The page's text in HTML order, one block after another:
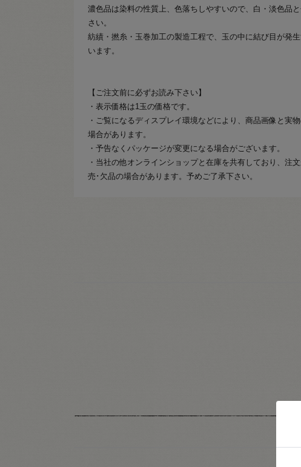
濃色品は染料の性質上、色落ちしやすいので、白・淡色品
さい。
紡績・撚糸・玉巻加工の製造工程で、玉の中に結び目が発
います。
【ご注文前に必ずお読み下さい】
・表示価格は1玉の価格です。
・ご覧になるディスプレイ環境などにより、商品画像と実
場合があります。
・予告なくパッケージが変更になる場合がございます。
・当社の他オンラインショップと在庫を共有しており、注
売･欠品の場合があります。予めご了承下さい。